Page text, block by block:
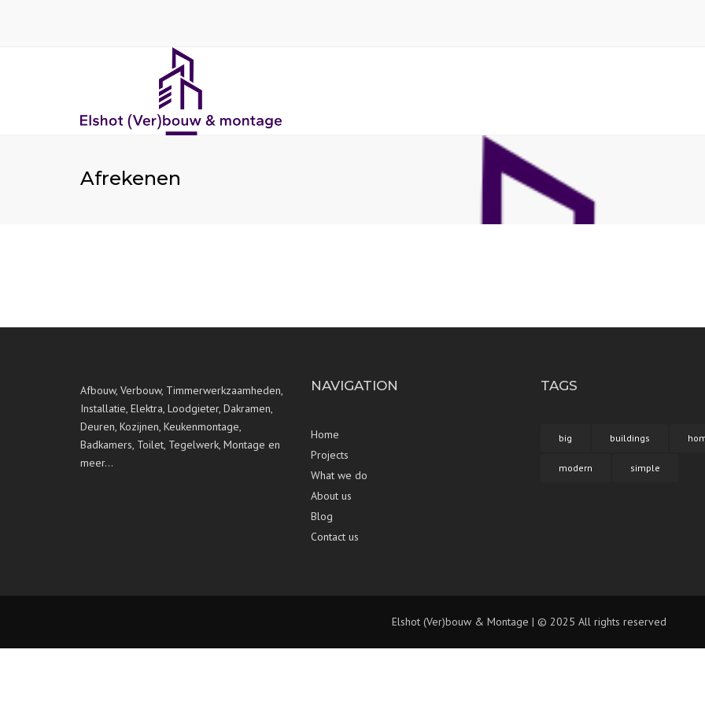
Afrekenen
Afbouw, Verbouw, Timmerwerkzaamheden,
Installatie, Elektra, Loodgieter, Dakramen,
Deuren, Kozijnen, Keukenmontage,
Badkamers, Toilet, Tegelwerk, Montage en
meer…
NAVIGATION
Home
Projects
What we do
About us
Blog
Contact us
TAGS
big buildings
modern simple
Elshot (Ver)bouw & Montage | © 2025 All rights reserved